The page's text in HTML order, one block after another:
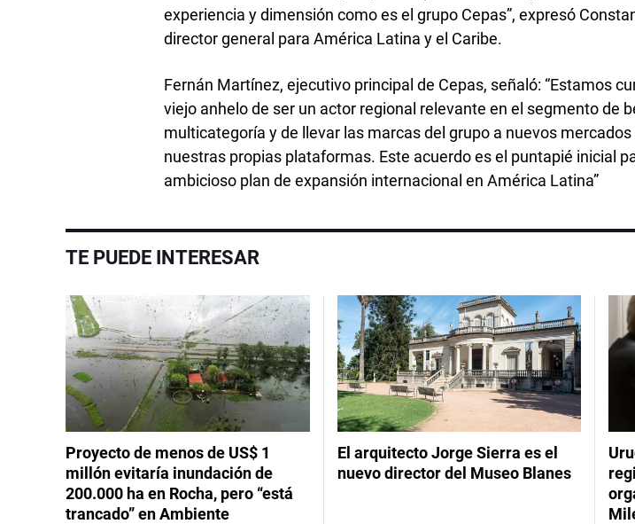
experiencia y dimensión como es el grupo Cepas”, expresó
director general para América Latina y el Caribe.
Fernán Martínez, ejecutivo principal de Cepas, señaló: “Estamos
viejo anhelo de ser un actor regional relevante en el segmento de
multicategoría y de llevar las marcas del grupo a nuevos mercados
nuestras propias plataformas. Este acuerdo es el puntapié inicial
ambicioso plan de expansión internacional en América Latina”
TE PUEDE INTERESAR
Proyecto de menos de US$ 1
millón evitaría inundación de
200.000 ha en Rocha, pero “está
trancado” en Ambiente
El arquitecto Jorge Sierra es el
nuevo director del Museo Blanes